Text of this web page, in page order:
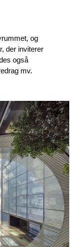
og
der inviterer
også
mv.